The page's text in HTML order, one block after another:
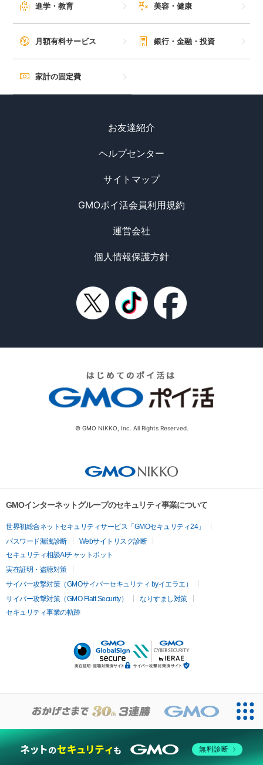
進学・教育 美容・健康
月額有料サービス 銀行・金融・投資
家計の固定費
お友達紹介
ヘルプセンター
サイトマップ
GMOポイ活会員利用規約
運営会社
個人情報保護方針
© GMO NIKKO, Inc. All Rights Reserved.
GMOインターネットグループのセキュリティ事業について
世界初総合ネットセキュリティサービス「GMOセキュリティ24」
パスワード漏洩診断
Webサイトリスク診断
セキュリティ相談AIチャットボット
実在証明・盗聴対策
サイバー攻撃対策（GMOサイバーセキュリティ byイエラエ）
サイバー攻撃対策（GMO Flatt Security）
なりすまし対策
セキュリティ事業の軌跡
無料診断